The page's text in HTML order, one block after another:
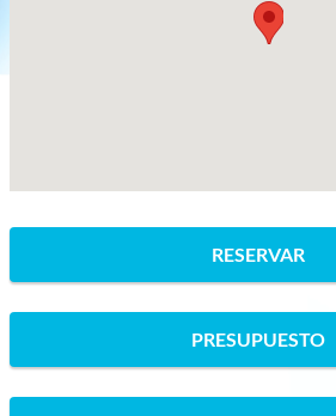
RESERVAR
PRESUPUESTO